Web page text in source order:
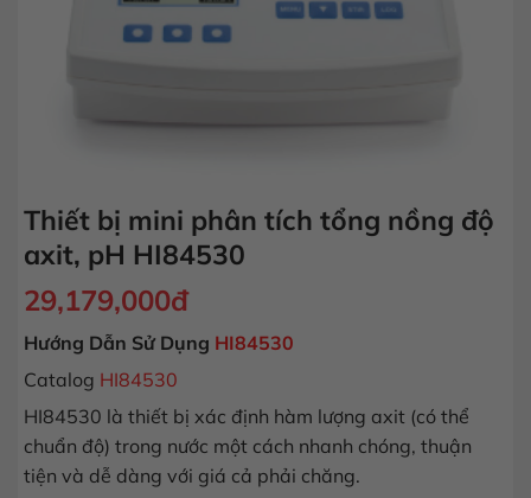
Thiết bị mini phân tích tổng nồng độ
axit, pH HI84530
29,179,000đ
Hướng Dẫn Sử Dụng HI84530
Catalog HI84530
HI84530 là thiết bị xác định hàm lượng axit (có thể
chuẩn độ) trong nước một cách nhanh chóng, thuận
tiện và dễ dàng với giá cả phải chăng.